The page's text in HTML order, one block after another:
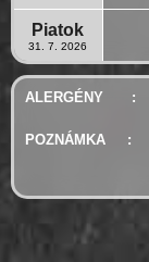
Piatok
31. 7. 2026
ALERGÉNY :
POZNÁMKA
: